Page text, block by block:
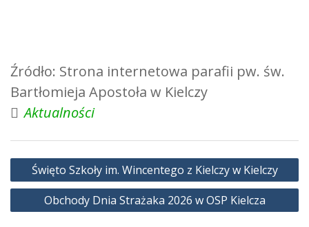
Źródło: Strona internetowa parafii pw. św.
Bartłomieja Apostoła w Kielczy
Aktualności
Nawigacja
wpisu
Święto Szkoły im. Wincentego z Kielczy w Kielczy
Obchody Dnia Strażaka 2026 w OSP Kielcza